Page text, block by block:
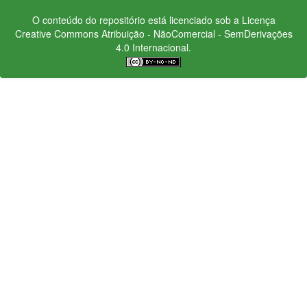
O conteúdo do repositório está licenciado sob a Licença
Creative CommonsAtribuição - NãoComercial - SemDerivações
4.0 Internacional.